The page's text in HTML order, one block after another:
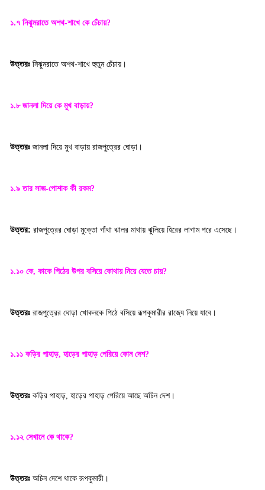
১.৭ নিঝুমরাতে অশথ-শাখে কে চেঁচায়?
উত্তরঃ নিঝুমরাতে অশথ-শাখে হুতুম চেঁচায় ।
১.৮ জানলা দিয়ে কে মুখ বাড়ায়?
উত্তরঃ জানলা দিয়ে মুখ বাড়ায় রাজপুত্রের ঘোড়া ।
১.৯ তার সাজ-পোশাক কী রকম?
উত্তর: রাজপুত্রের ঘোড়া মুক্তো গাঁথা ঝালর মাথায় ঝুলিয়ে হিরের লাগাম পরে এসেছে ।
১.১০ কে, কাকে পিঠের উপর বসিয়ে কোথায় নিয়ে যেতে চায়?
উত্তরঃ রাজপুত্রের ঘোড়া খোকনকে পিঠে বসিয়ে রূপকুমারীর রাজ্যে নিয়ে যাবে ।
১.১১ কড়ির পাহাড়, হাড়ের পাহাড় পেরিয়ে কোন দেশ?
উত্তরঃ কড়ির পাহাড়, হাড়ের পাহাড় পেরিয়ে আছে অচিন দেশ।
১.১২ সেখানে কে থাকে?
উত্তরঃ অচিন দেশে থাকে রূপকুমারী ।